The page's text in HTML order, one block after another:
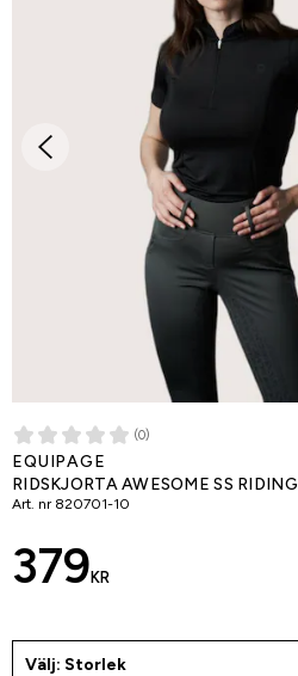
(0)
EQUIPAGE
RIDSKJORTA AWESOME SS
Art. nr 820701-10
379 KR
Välj: Storlek